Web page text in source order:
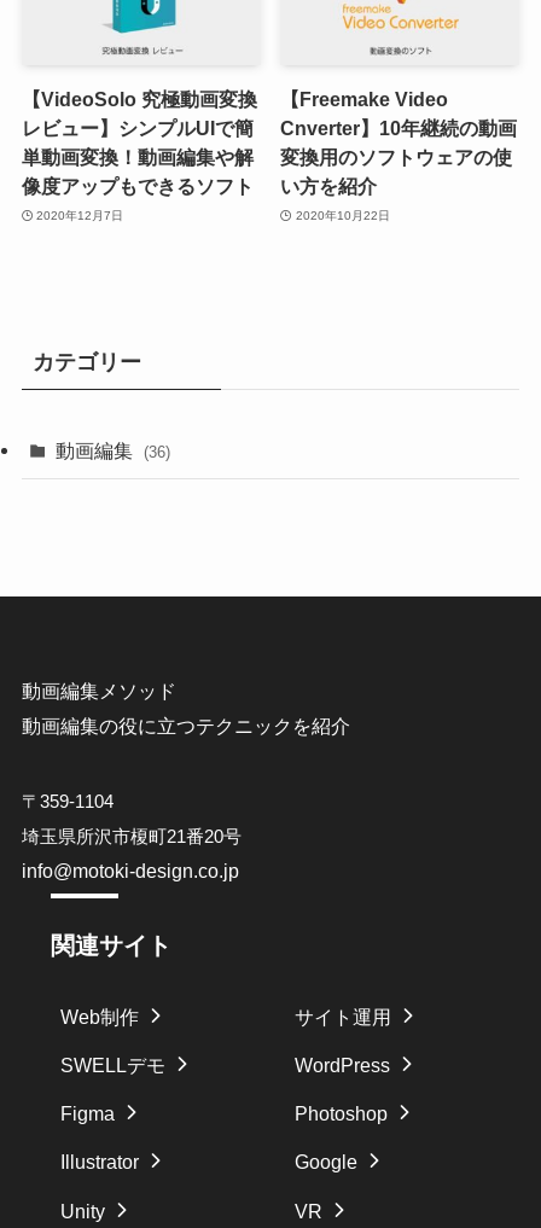
【VideoSolo 究極動画変換
レビュー】シンプルUIで簡
単動画変換！動画編集や解
像度アップもできるソフト
2020年12月7日
【Freemake Video
Cnverter】10年継続の動画
変換用のソフトウェアの使
い方を紹介
2020年10月22日
カテゴリー
動画編集 (36)
動画編集メソッド
動画編集の役に立つテクニックを紹介
〒359-1104
埼玉県所沢市榎町21番20号
info@motoki-design.co.jp
関連サイト
Web制作 サイト運用
SWELLデモ WordPress
Figma Photoshop
Illustrator Google
Unity VR